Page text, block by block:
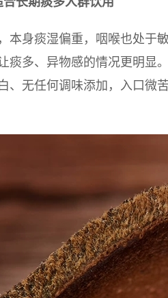
本身痰湿偏重，咽喉也处于
痰多、异物感的情况更明显
、无任何调味添加，入口微